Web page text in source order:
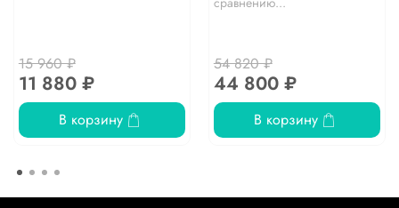
15 960 ₽
11 880 ₽
В корзину
54 820 ₽
44 800 ₽
В корзину